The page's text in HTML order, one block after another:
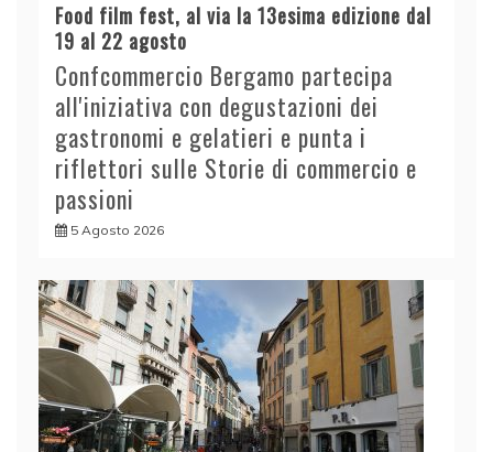
Food film fest, al via la 13esima edizione dal
19 al 22 agosto
Confcommercio Bergamo partecipa
all'iniziativa con degustazioni dei
gastronomi e gelatieri e punta i
riflettori sulle Storie di commercio e
passioni
5 Agosto 2026